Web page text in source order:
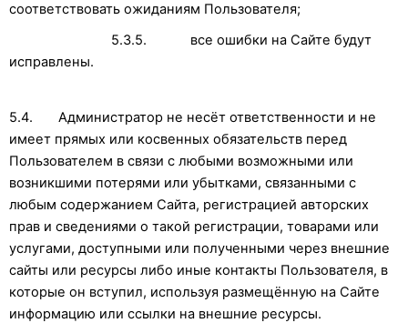
соответствовать ожиданиям Пользователя;
5.3.5. все ошибки на Сайте будут
исправлены.
5.4. Администратор не несёт ответственности и не
имеет прямых или косвенных обязательств перед
Пользователем в связи с любыми возможными или
возникшими потерями или убытками, связанными с
любым содержанием Сайта, регистрацией авторских
прав и сведениями о такой регистрации, товарами или
услугами, доступными или полученными через внешние
сайты или ресурсы либо иные контакты Пользователя, в
которые он вступил, используя размещённую на Сайте
информацию или ссылки на внешние ресурсы.